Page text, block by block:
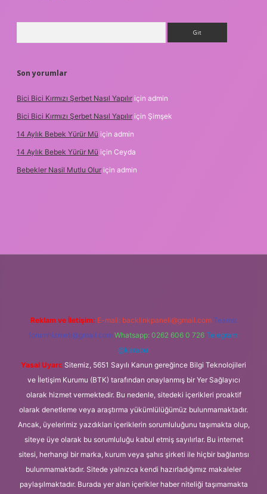
Son yorumlar
Bici Bici Kırmızı Şerbet Nasıl Yapılır için admin
Bici Bici Kırmızı Şerbet Nasıl Yapılır için Şimşek
14 Aylık Bebek Yürür Mü için admin
14 Aylık Bebek Yürür Mü için Ceyda
Bebekler Nasil Mutlu Olur için admin
Reklam ve İletişim: E-mail: backlinkpaneli@gmail.com Teams:
forumhizmeti@gmail.com Whatsapp: 0262 606 0 726 Telegram:
@karabul
Yasal Uyarı: Sitemiz, 5651 Sayılı Kanun gereğince Bilgi Teknolojileri
ve İletişim Kurumu (BTK) tarafından onaylanmış bir Yer Sağlayıcı
olarak hizmet vermektedir. Bu nedenle, sitedeki içerikleri proaktif
olarak denetleme veya araştırma yükümlülüğümüz bulunmamaktadır.
Ancak, üyelerimiz yazdıkları içeriklerin sorumluluğunu taşımakta olup,
siteye üye olarak bu sorumluluğu kabul etmiş sayılırlar. Bu internet
sitesi, herhangi bir marka, kurum veya şahıs şirketi ile hiçbir bağlantısı
bulunmamaktadır. Sitede yalnızca kendi hazırladığımız makaleler
paylaşılmaktadır. Burada yer alan içerikler haber niteliği taşımamakta